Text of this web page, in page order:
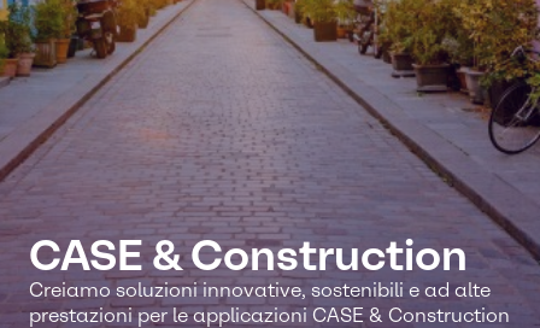
CASE & Construction
Creiamo soluzioni innovative, sostenibili e ad alte
prestazioni per le applicazioni CASE & Construction